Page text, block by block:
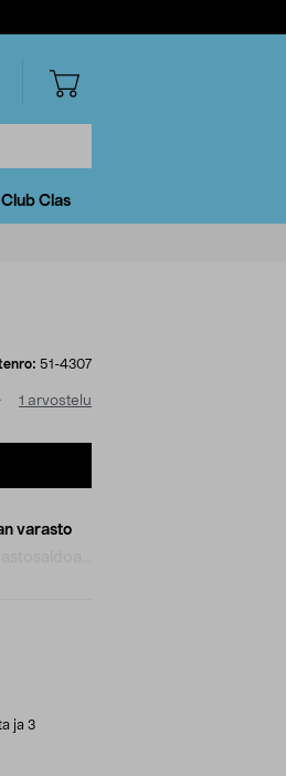
Club Clas
51-4307
1 arvostelu
varasto
ja 3